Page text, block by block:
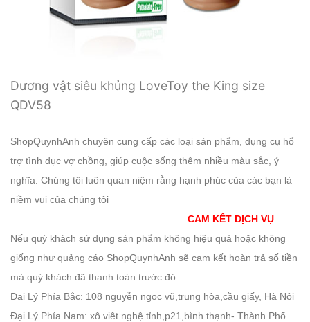
Dương vật siêu khủng LoveToy the King size
QDV58
ShopQuynhAnh chuyên cung cấp các loại sản phẩm, dụng cụ hổ
trợ tình dục vợ chồng, giúp cuộc sống thêm nhiều màu sắc, ý
nghĩa. Chúng tôi luôn quan niệm rằng hạnh phúc của các bạn là
niềm vui của chúng tôi
CAM KẾT DỊCH VỤ
Nếu quý khách sử dụng sản phẩm không hiệu quả hoặc không
giống như quảng cáo ShopQuynhAnh sẽ cam kết hoàn trả số tiền
mà quý khách đã thanh toán trước đó.
Đại Lý Phía Bắc: 108 nguyễn ngọc vũ,trung hòa,cầu giấy, Hà Nội
Đại Lý Phía Nam: xô viêt nghệ tỉnh,p21,bình thạnh- Thành Phố